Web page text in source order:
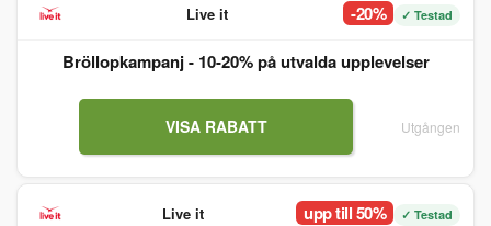
Live it -20% ✓ Testad
Bröllopkampanj - 10-20% på utvalda upplevelser
VISA RABATT Utgången
Live it upp till 50% ✓ Testad